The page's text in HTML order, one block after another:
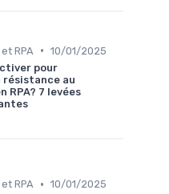
RPA • 10/01/2025
pour
résistance au
RPA? 7 levées
RPA • 10/01/2025